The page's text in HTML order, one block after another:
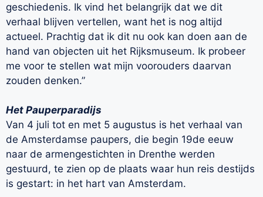
geschiedenis. Ik vind het belangrijk dat we dit
verhaal blijven vertellen, want het is nog altijd
actueel. Prachtig dat ik dit nu ook kan doen aan de
hand van objecten uit het Rijksmuseum. Ik probeer
me voor te stellen wat mijn voorouders daarvan
zouden denken.”
Het Pauperparadijs
Van 4 juli tot en met 5 augustus is het verhaal van
de Amsterdamse paupers, die begin 19de eeuw
naar de armengestichten in Drenthe werden
gestuurd, te zien op de plaats waar hun reis destijds
is gestart: in het hart van Amsterdam.